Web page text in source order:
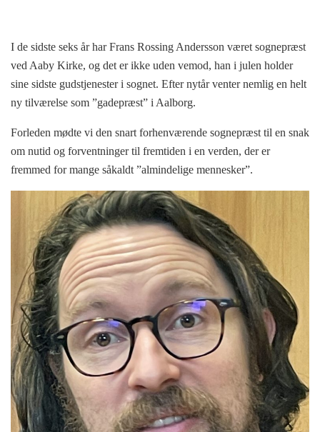
I de sidste seks år har Frans Rossing Andersson været sognepræst
ved Aaby Kirke, og det er ikke uden vemod, han i julen holder
sine sidste gudstjenester i sognet. Efter nytår venter nemlig en helt
ny tilværelse som ”gadepræst” i Aalborg.
Forleden mødte vi den snart forhenværende sognepræst til en snak
om nutid og forventninger til fremtiden i en verden, der er
fremmed for mange såkaldt ”almindelige mennesker”.